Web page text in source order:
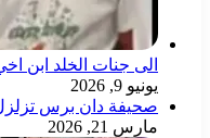
الى جنات الخلد ابن
يونيو 9, 2026
صحيفة دان برس تزلزل
مارس 21, 2026